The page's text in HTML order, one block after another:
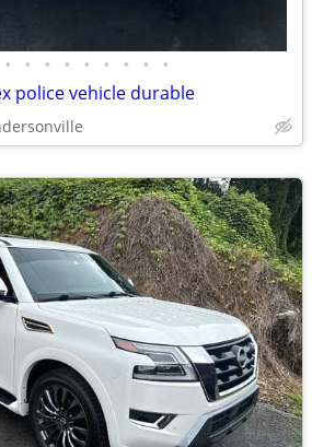
• • • • • • • • •
police vehicle durable